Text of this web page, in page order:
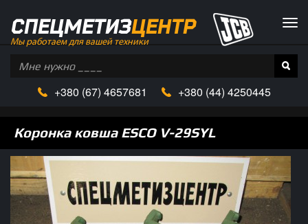
СПЕЦМЕТИЗЦЕНТР
Мы работаем для вашей техники
+380 (67) 4657681 +380 (44) 4250445
Коронка ковша ESCO V-29SYL